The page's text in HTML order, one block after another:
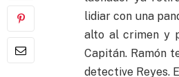
lidiar con una
alto al crimen y
Capitán. Ramón
detective Reyes.